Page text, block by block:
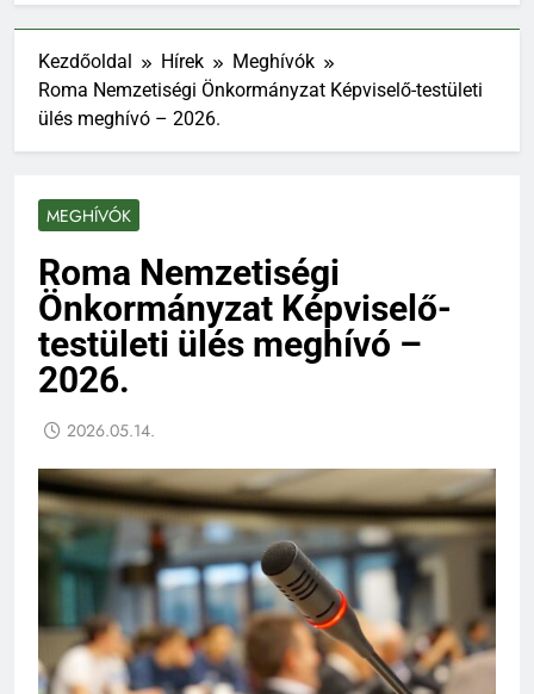
Kezdőoldal Hírek
Meghívók
Roma Nemzetiségi Önkormányzat Képviselő-testületi
ülés meghívó – 2026.
MEGHÍVÓK
Roma Nemzetiségi
Önkormányzat Képviselő-
testületi ülés meghívó –
2026.
2026.05.14.